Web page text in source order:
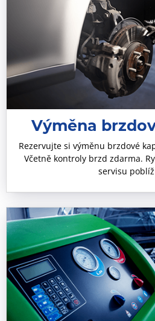
Výměna
Rezervujte si výměnu brzdové
Včetně kontroly brzd zdarma.
servisu